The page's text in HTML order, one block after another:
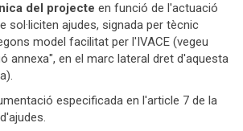
del projecte en funció de l'actuació
sol·liciten ajudes, signada per tècnic
model facilitat per l'IVACE (vegeu
annexa", en el marc lateral dret d'aquesta
especificada en l'article 7 de la